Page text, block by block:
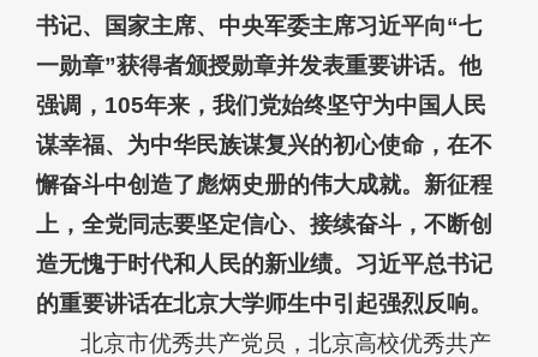
书记、国家主席、中央军委主席习近平向“七
一勋章”获得者颁授勋章并发表重要讲话。他
强调，105年来，我们党始终坚守为中国人民
谋幸福、为中华民族谋复兴的初心使命，在不
懈奋斗中创造了彪炳史册的伟大成就。新征程
上，全党同志要坚定信心、接续奋斗，不断创
造无愧于时代和人民的新业绩。习近平总书记
的重要讲话在北京大学师生中引起强烈反响。
北京市优秀共产党员，北京高校优秀共产